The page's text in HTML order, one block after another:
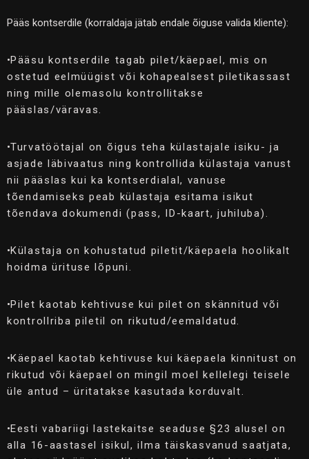
Pääs kontserdile (korraldaja jätab endale õiguse valida kliente):
•Pääsu kontserdile tagab pilet/käepael, mis on
ostetud eelmüügist või kohapealsest piletikassast
ning mille olemasolu kontrollitakse
pääslas/väravas.
•Turvatöötajal on õigus teha külastajale isiku- ja
asjade läbivaatus ning kontrollida külastaja vanust
nii pääslas kui ka kontserdialal, vanuse
tõendamiseks peab külastaja esitama isikut
tõendava dokumendi (pass, ID-kaart, juhiluba).
•Külastaja on kohustatud piletit/käepaela hoolikalt
hoidma ürituse lõpuni.
•Pilet kaotab kehtivuse kui pilet on skännitud või
kontrollriba piletil on rikutud/eemaldatud.
•Käepael kaotab kehtivuse kui käepaela kinnitust on
rikutud või käepael on mingil moel kellelegi teisele
üle antud – üritatakse kasutada korduvalt.
•Eesti vabariigi lastekaitse seaduse §23 alusel on
alla 16-aastasel isikul, ilma täiskasvanud saatjata,